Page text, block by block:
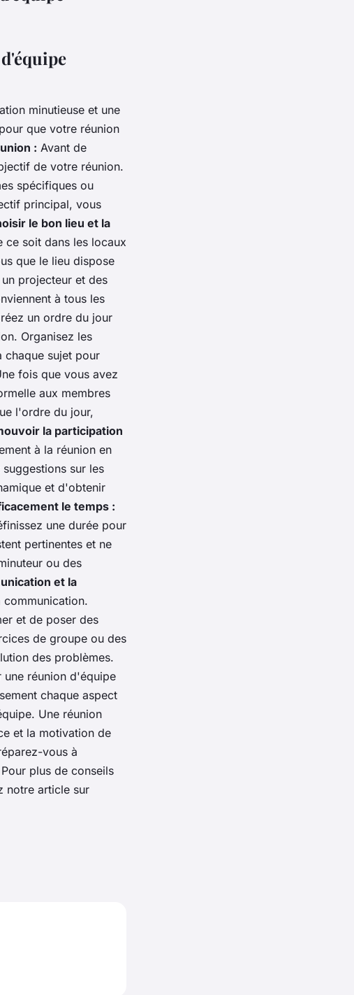
minutieuse et une
que votre réunion
: Avant de
de votre réunion.
spécifiques ou
principal, vous
le bon lieu et la
ce soit dans les locaux
que le lieu dispose
projecteur et des
à tous les
un ordre du jour
Organisez les
chaque sujet pour
fois que vous avez
aux membres
l'ordre du jour,
la participation
à la réunion en
sur les
et d'obtenir
le temps :
une durée pour
pertinentes et ne
ou des
et la
et de poser des
de groupe ou des
des problèmes.
une réunion d'équipe
chaque aspect
Une réunion
et la motivation de
vous à
plus de conseils
notre article sur